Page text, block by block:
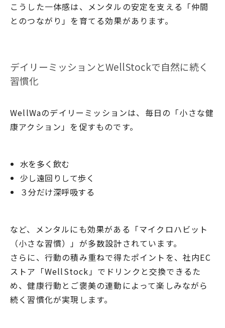
こうした一体感は、メンタルの安定を支える「仲間
とのつながり」を育てる効果があります。
デイリーミッションとWellStockで自然に続く
習慣化
WellWaのデイリーミッションは、毎日の「小さな健
康アクション」を促すものです。
水を多く飲む
少し遠回りして歩く
３分だけ深呼吸する
など、メンタルにも効果がある「マイクロハビット
（小さな習慣）」が多数設計されています。
さらに、行動の積み重ねで得たポイントを、社内EC
ストア「WellStock」でドリンクと交換できるた
め、健康行動とご褒美の連動によって楽しみながら
続く習慣化が実現します。